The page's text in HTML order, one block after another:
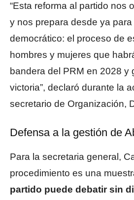
“Esta reforma al partido nos
y nos prepara desde ya para
democrático: el proceso de
hombres y mujeres que
bandera del PRM en 2028 y
victoria”, declaró durante la
secretario de Organización,
Defensa a la gestión de
Para la secretaria general,
procedimiento es una
partido puede debatir sin